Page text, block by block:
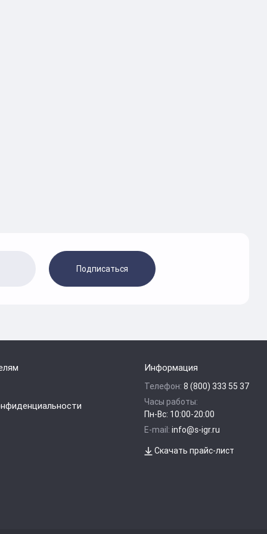
Подписаться
Информация
Телефон: 8 (800) 333 55 37
Часы работы:
Пн-Вс: 10:00-20:00
E-mail: info@s-igr.ru
Скачать прайс-лист